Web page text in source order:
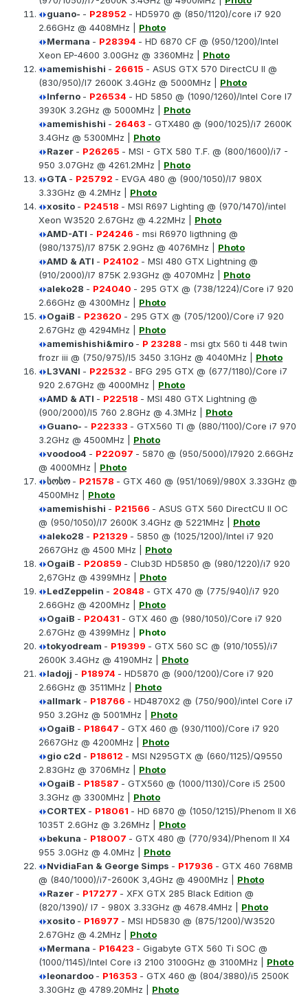
guano- - P28952 - HD5970 @ (850/1120)/core i7 920
2.66GHz @ 4408MHz | Photo
Mermana - P28394 - HD 6870 CF @ (950/1200)/Intel
Xeon EP-4600 3.00GHz @ 3360MHz | Photo
amemishishi - 26615 - ASUS GTX 570 DirectCU II @
(830/950)/I7 2600K 3.4GHz @ 5000MHz | Photo
Inferno - P26534 - HD 5850 @ (1090/1260)/Intel Core I7
3930K 3.2GHz @ 5000MHz | Photo
amemishishi - 26463 - GTX480 @ (900/1025)/i7 2600K
3.4GHz @ 5300MHz | Photo
Razer - P26265 - MSI - GTX 580 T.F. @ (800/1600)/i7 -
950 3.07GHz @ 4261.2MHz | Photo
GTA - P25792 - EVGA 480 @ (900/1050)/I7 980X
3.33GHz @ 4.2MHz | Photo
xosito - P24518 - MSI R697 Lighting @ (970/1470)/intel
Xeon W3520 2.67GHz @ 4.22MHz | Photo
AMD-ATI - P24246 - msi R6970 ligthning @
(980/1375)/I7 875K 2.9GHz @ 4076MHz | Photo
AMD & ATI - P24102 - MSI 480 GTX Lightning @
(910/2000)/I7 875K 2.93GHz @ 4070MHz | Photo
aleko28 - P24040 - 295 GTX @ (738/1224)/Core i7 920
2.66GHz @ 4300MHz | Photo
OgaiB - P23620 - 295 GTX @ (705/1200)/Core i7 920
2.67GHz @ 4294MHz | Photo
amemishishi&miro - P 23288 - msi gtx 560 ti 448 twin
frozr iii @ (750/975)/I5 3450 3.1GHz @ 4040MHz | Photo
L3VANI - P22532 - BFG 295 GTX @ (677/1180)/Core i7
920 2.67GHz @ 4000MHz | Photo
AMD & ATI - P22518 - MSI 480 GTX Lightning @
(900/2000)/I5 760 2.8GHz @ 4.3MHz | Photo
Guano- - P22333 - GTX560 TI @ (880/1100)/Core i7 970
3.2GHz @ 4500MHz | Photo
voodoo4 - P22097 - 5870 @ (950/5000)/I7920 2.66GHz
@ 4000MHz | Photo
სოსო - P21578 - GTX 460 @ (951/1069)/980X 3.33GHz @
4500MHz | Photo
amemishishi - P21566 - ASUS GTX 560 DirectCU II OC
@ (950/1050)/I7 2600K 3.4GHz @ 5221MHz | Photo
aleko28 - P21329 - 5850 @ (1025/1200)/Intel i7 920
2667GHz @ 4500 MHz | Photo
OgaiB - P20859 - Club3D HD5850 @ (980/1220)/i7 920
2,67GHz @ 4399MHz | Photo
LedZeppelin - 20848 - GTX 470 @ (775/940)/i7 920
2.66GHz @ 4200MHz | Photo
OgaiB - P20431 - GTX 460 @ (980/1050)/Core i7 920
2.67GHz @ 4399MHz | Photo
tokyodream - P19399 - GTX 560 SC @ (910/1055)/i7
2600K 3.4GHz @ 4190MHz | Photo
ladojj - P18974 - HD5870 @ (900/1200)/Core i7 920
2.66GHz @ 3511MHz | Photo
allmark - P18766 - HD4870X2 @ (750/900)/intel Core i7
950 3.2GHz @ 5001MHz | Photo
OgaiB - P18647 - GTX 460 @ (930/1100)/Core i7 920
2667GHz @ 4200MHz | Photo
gio c2d - P18612 - MSI N295GTX @ (660/1125)/Q9550
2.83GHz @ 3706MHz | Photo
OgaiB - P18587 - GTX560 @ (1000/1130)/Core i5 2500
3.3GHz @ 3300MHz | Photo
CORTEX - P18061 - HD 6870 @ (1050/1215)/Phenom II X6
1035T 2.6GHz @ 3.26MHz | Photo
bekuna - P18007 - GTX 480 @ (770/934)/Phenom II X4
955 3.0GHz @ 4.0MHz | Photo
NvidiaFan & George Simps - P17936 - GTX 460 768MB
@ (840/1000)/i7-2600K 3,4GHz @ 4900MHz | Photo
Razer - P17277 - XFX GTX 285 Black Edition @
(820/1390)/ I7 - 980X 3.33GHz @ 4678.4MHz | Photo
xosito - P16977 - MSI HD5830 @ (875/1200)/W3520
2.67GHz @ 4.2MHz | Photo
Mermana - P16423 - Gigabyte GTX 560 Ti SOC @
(1000/1145)/Intel Core i3 2100 3100GHz @ 3100MHz | Photo
leonardoo - P16353 - GTX 460 @ (804/3880)/i5 2500K
3.30GHz @ 4789.20MHz | Photo